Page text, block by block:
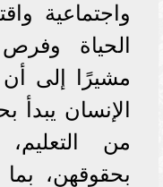
واجتماعية
الحياة
مشيرًا إلى أن
الإنسان يبدأ
من
بحقوقهن،